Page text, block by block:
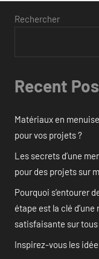
Rechercher
Recent
Matériaux en
pour vos projets ?
Les secrets d’une
pour des projets sur
Pourquoi s’entourer
étape est la clé
satisfaisante sur tous
Inspirez-vous les